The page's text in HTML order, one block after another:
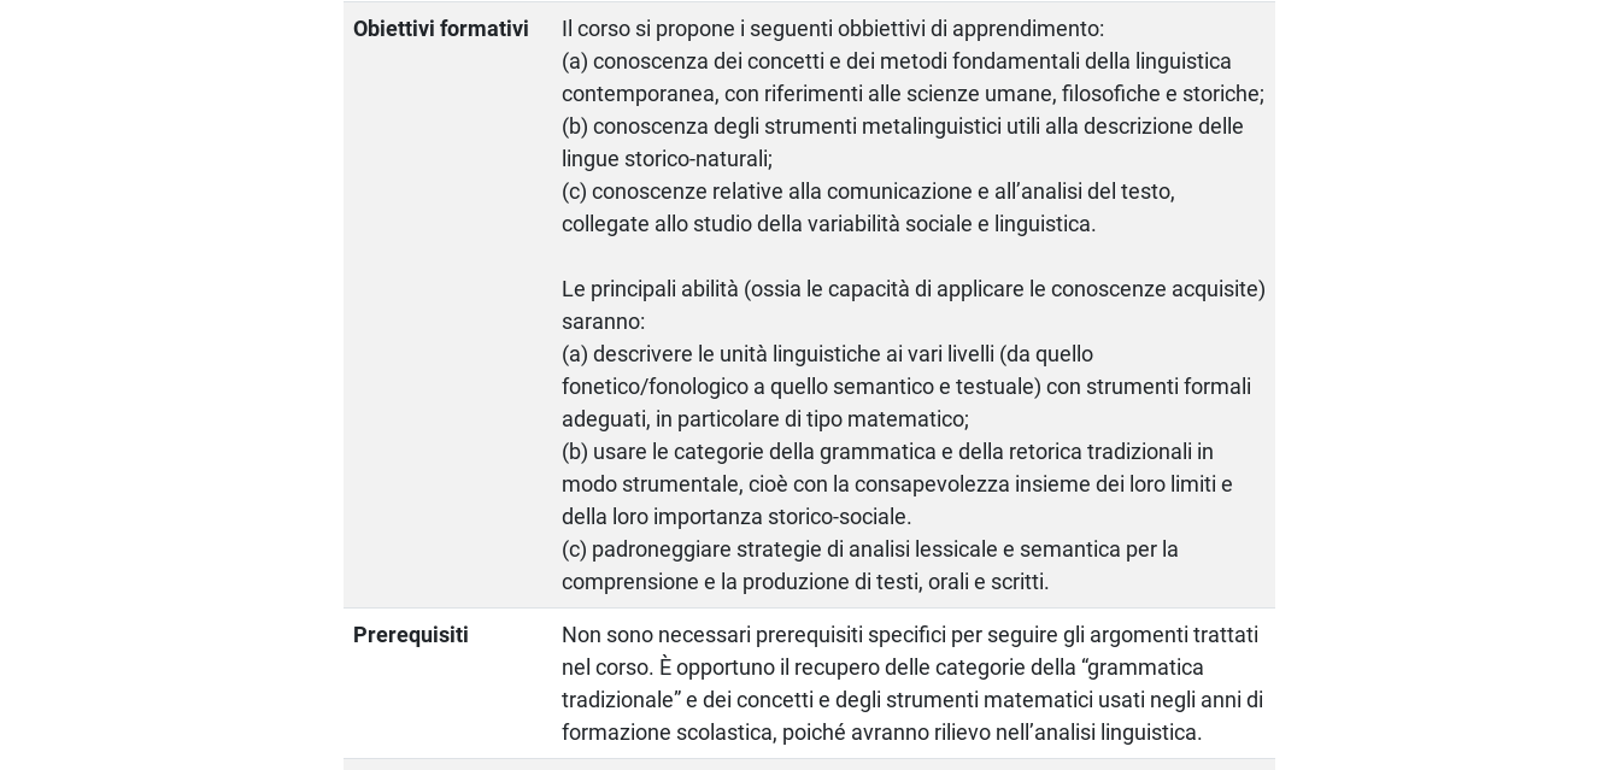
Obiettivi formativi
Il corso si propone i seguenti obbiettivi di apprendimento:
(a) conoscenza dei concetti e dei metodi fondamentali della linguistica
contemporanea, con riferimenti alle scienze umane, filosofiche e storiche;
(b) conoscenza degli strumenti metalinguistici utili alla descrizione delle
lingue storico-naturali;
(c) conoscenze relative alla comunicazione e all’analisi del testo,
collegate allo studio della variabilità sociale e linguistica.
Le principali abilità (ossia le capacità di applicare le conoscenze acquisite)
saranno:
(a) descrivere le unità linguistiche ai vari livelli (da quello
fonetico/fonologico a quello semantico e testuale) con strumenti formali
adeguati, in particolare di tipo matematico;
(b) usare le categorie della grammatica e della retorica tradizionali in
modo strumentale, cioè con la consapevolezza insieme dei loro limiti e
della loro importanza storico-sociale.
(c) padroneggiare strategie di analisi lessicale e semantica per la
comprensione e la produzione di testi, orali e scritti.
Prerequisiti
Non sono necessari prerequisiti specifici per seguire gli argomenti trattati
nel corso. È opportuno il recupero delle categorie della “grammatica
tradizionale” e dei concetti e degli strumenti matematici usati negli anni di
formazione scolastica, poiché avranno rilievo nell’analisi linguistica.